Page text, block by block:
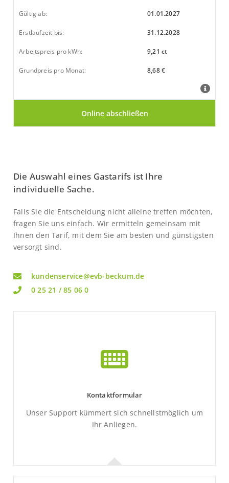
Gültig ab: 01.01.2027
Erstlaufzeit bis: 31.12.2028
Arbeitspreis pro kWh: 9,21 ct
Grundpreis pro Monat: 8,68 €
Die Auswahl eines Gastarifs ist Ihre
individuelle Sache.
Falls Sie die Entscheidung nicht alleine treffen möchten,
fragen Sie uns einfach. Wir ermitteln gemeinsam mit
Ihnen den Tarif, mit dem Sie am besten und günstigsten
versorgt sind.
kundenservice@evb-beckum.de
0 25 21 / 85 06 0
Kontaktformular
Unser Support kümmert sich schnellstmöglich um
Ihr Anliegen.